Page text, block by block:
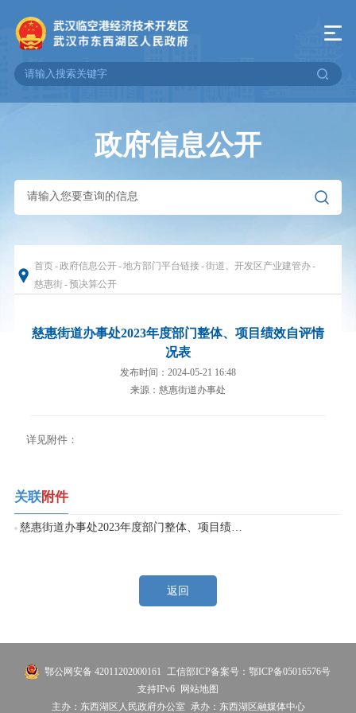
政府信息公开
首页-政府信息公开-地方部门平台链接-街道、开发区产业建管办-
慈惠街-预决算公开
慈惠街道办事处2023年度部门整体、项目绩效自评情
况表
发布时间：2024-05-21 16:48
来源：慈惠街道办事处
详见附件：
关联附件
慈惠街道办事处2023年度部门整体、项目绩效自评情况表.xlsx
返回
鄂公网安备 42011202000161
工信部ICP备案号：鄂ICP备05016576号
支持IPv6 网站地图
主办：东西湖区人民政府办公室
承办：东西湖区融媒体中心